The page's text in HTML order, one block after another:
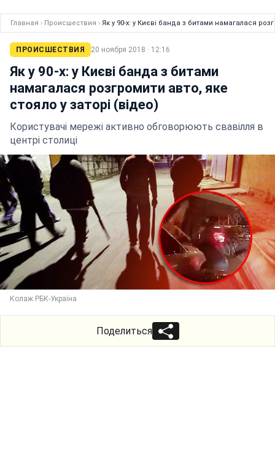
Главная › Происшествия › Як у 90-х: у Києві банда з битами намагалася
ПРОИСШЕСТВИЯ 20 ноября 2018 · 12:16
Як у 90-х: у Києві банда з битами
намагалася розгромити авто, яке
стояло у заторі (відео)
Користувачі мережі активно обговорюють свавілля в
центрі столиці
Колаж РБК-Україна
Поделиться